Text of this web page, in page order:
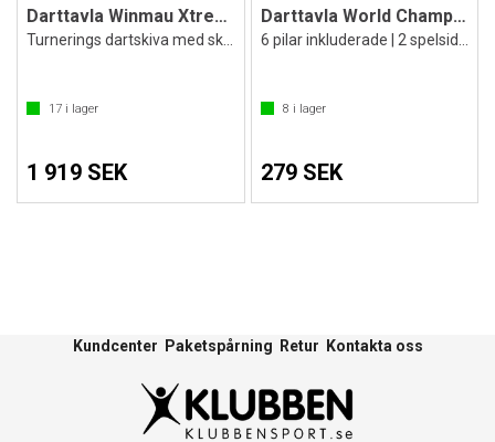
Darttavla Winmau Xtreme
17 i lager
1 919 SEK
Darttavla World Champion Family
8 i lager
279 SEK
Kundcenter Paketspårning Retur Kontakta oss